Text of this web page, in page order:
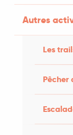
Autres
Les
Pêcher
les
torchepot’.
km de
flore de ce